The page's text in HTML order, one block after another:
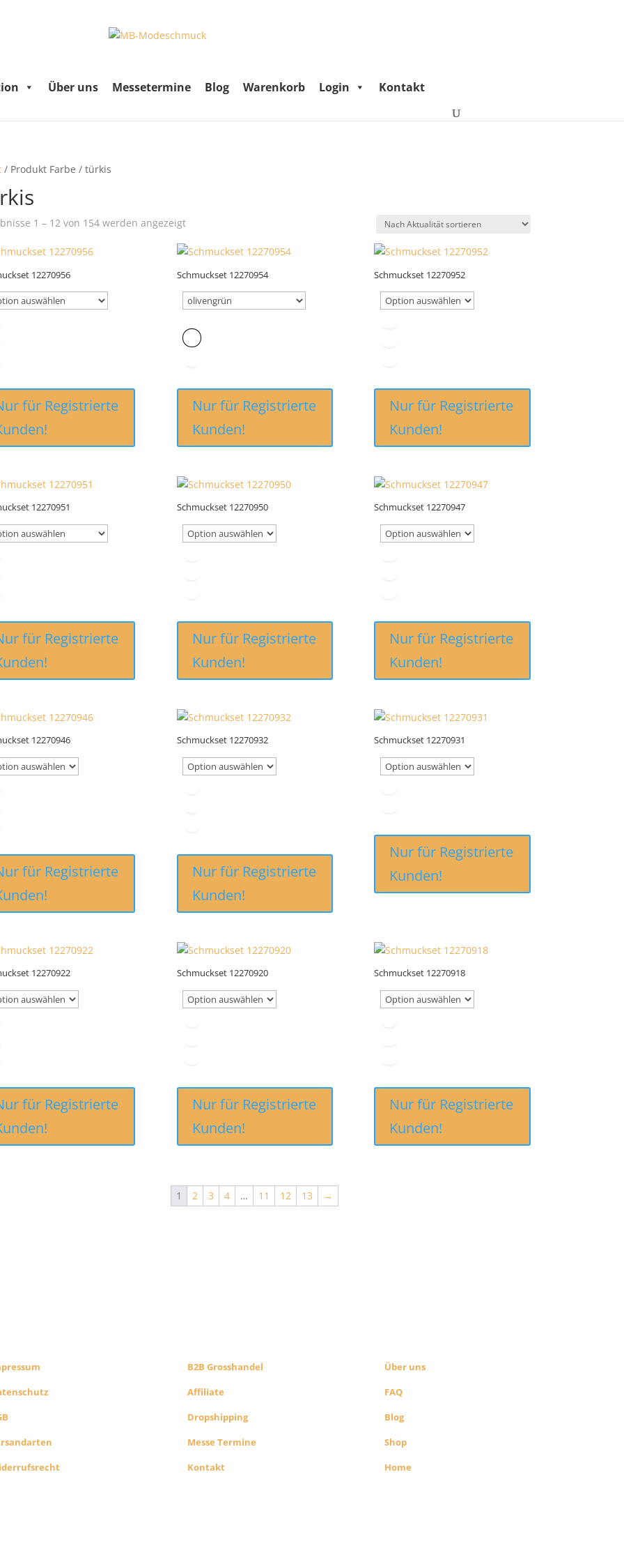
Über uns Messetermine Blog Warenkorb Login Kontakt
/ Produkt Farbe / türkis
1 – 12 von 154 werden angezeigtNach
sortiert
12270956
für Registrierte
Schmuckset 12270954
Nur für Registrierte
Kunden!
Schmuckset 12270952
Nur für Registrierte
Kunden!
12270951
für Registrierte
Schmuckset 12270950
Nur für Registrierte
Kunden!
Schmuckset 12270947
Nur für Registrierte
Kunden!
12270946
für Registrierte
Schmuckset 12270932
Nur für Registrierte
Kunden!
Schmuckset 12270931
Nur für Registrierte
Kunden!
12270922
für Registrierte
Schmuckset 12270920
Nur für Registrierte
Kunden!
Schmuckset 12270918
Nur für Registrierte
Kunden!
1 2 3 4 … 11 12 13 →
B2B Grosshandel
Affiliate
Dropshipping
Messe Termine
Kontakt
Über uns
FAQ
Blog
Shop
Home